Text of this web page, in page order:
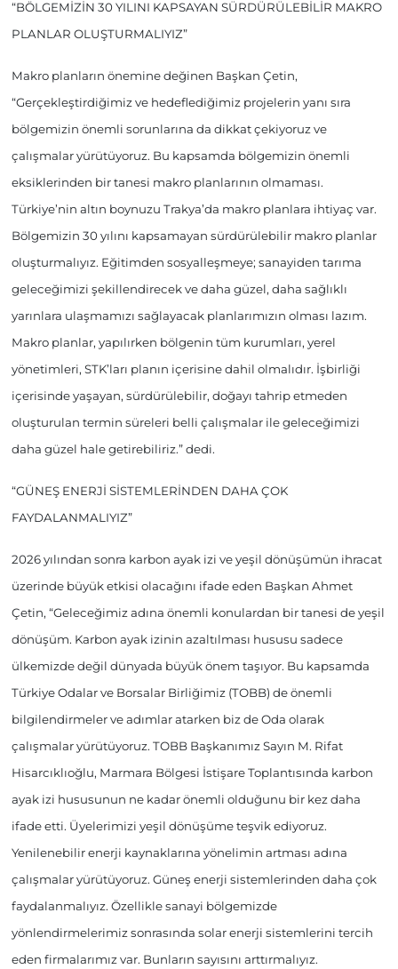
“BÖLGEMİZİN 30 YILINI KAPSAYAN SÜRDÜRÜLEBİLİR MAKRO
PLANLAR OLUŞTURMALIYIZ”
Makro planların önemine değinen Başkan Çetin,
“Gerçekleştirdiğimiz ve hedeflediğimiz projelerin yanı sıra
bölgemizin önemli sorunlarına da dikkat çekiyoruz ve
çalışmalar yürütüyoruz. Bu kapsamda bölgemizin önemli
eksiklerinden bir tanesi makro planlarının olmaması.
Türkiye’nin altın boynuzu Trakya’da makro planlara ihtiyaç var.
Bölgemizin 30 yılını kapsamayan sürdürülebilir makro planlar
oluşturmalıyız. Eğitimden sosyalleşmeye; sanayiden tarıma
geleceğimizi şekillendirecek ve daha güzel, daha sağlıklı
yarınlara ulaşmamızı sağlayacak planlarımızın olması lazım.
Makro planlar, yapılırken bölgenin tüm kurumları, yerel
yönetimleri, STK’ları planın içerisine dahil olmalıdır. İşbirliği
içerisinde yaşayan, sürdürülebilir, doğayı tahrip etmeden
oluşturulan termin süreleri belli çalışmalar ile geleceğimizi
daha güzel hale getirebiliriz.” dedi.
“GÜNEŞ ENERJİ SİSTEMLERİNDEN DAHA ÇOK
FAYDALANMALIYIZ”
2026 yılından sonra karbon ayak izi ve yeşil dönüşümün ihracat
üzerinde büyük etkisi olacağını ifade eden Başkan Ahmet
Çetin, “Geleceğimiz adına önemli konulardan bir tanesi de yeşil
dönüşüm. Karbon ayak izinin azaltılması hususu sadece
ülkemizde değil dünyada büyük önem taşıyor. Bu kapsamda
Türkiye Odalar ve Borsalar Birliğimiz (TOBB) de önemli
bilgilendirmeler ve adımlar atarken biz de Oda olarak
çalışmalar yürütüyoruz. TOBB Başkanımız Sayın M. Rifat
Hisarcıklıoğlu, Marmara Bölgesi İstişare Toplantısında karbon
ayak izi hususunun ne kadar önemli olduğunu bir kez daha
ifade etti. Üyelerimizi yeşil dönüşüme teşvik ediyoruz.
Yenilenebilir enerji kaynaklarına yönelimin artması adına
çalışmalar yürütüyoruz. Güneş enerji sistemlerinden daha çok
faydalanmalıyız. Özellikle sanayi bölgemizde
yönlendirmelerimiz sonrasında solar enerji sistemlerini tercih
eden firmalarımız var. Bunların sayısını arttırmalıyız.